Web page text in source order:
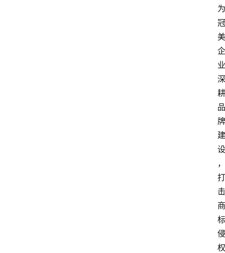
为
冠
美
企
业
深
耕
品
牌
建
设
，
打
击
商
标
侵
权